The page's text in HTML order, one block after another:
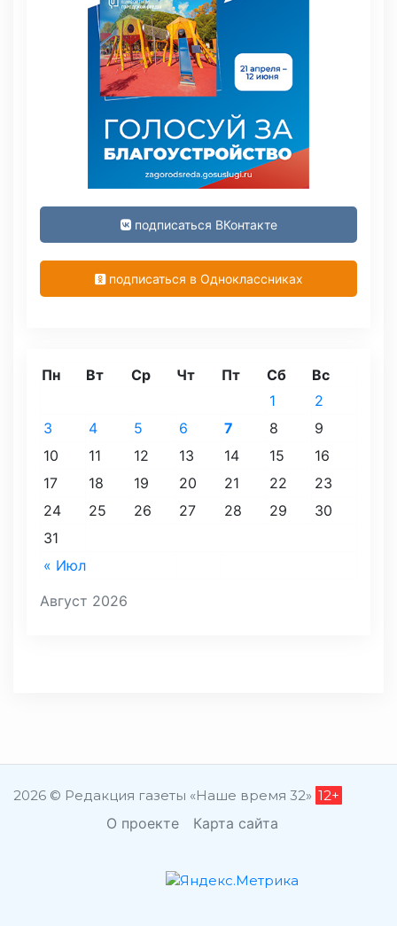
подписаться ВКонтакте
подписаться в Одноклассниках
Август 2026
Пн Вт Ср Чт Пт Сб Вс
« Июл
1
2
3
4 5 6 7 8
9
10
11 12 13 14 15
16
17
18 19 20 21 22
23
24
25 26 27 28 29
30
31
2026 © Редакция газеты «Наше время 32» 12+
О проекте Карта сайта